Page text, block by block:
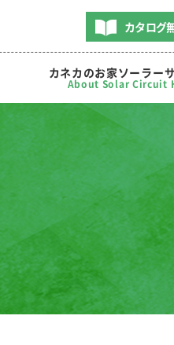
カタログ
カネカのお家ソーラー
About Solar Circuit